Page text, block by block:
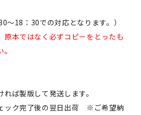
～18：30での対応となります。）
本ではなく必ずコピーをとったも
ば製版して発送します。
ック完了後の翌日出荷 ※ご希望納